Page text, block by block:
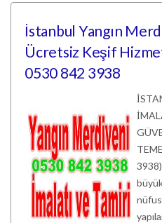
İstanbul Yangın
Ücretsiz Keşif
0530 842 3938